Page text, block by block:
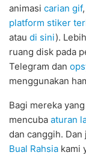
animasi carian gif,
platform stiker
atau di sini).
ruang disk pada
Telegram dan
menggunakan
Bagi mereka
mencuba aturan
dan canggih. Dan
Bual Rahsia kami